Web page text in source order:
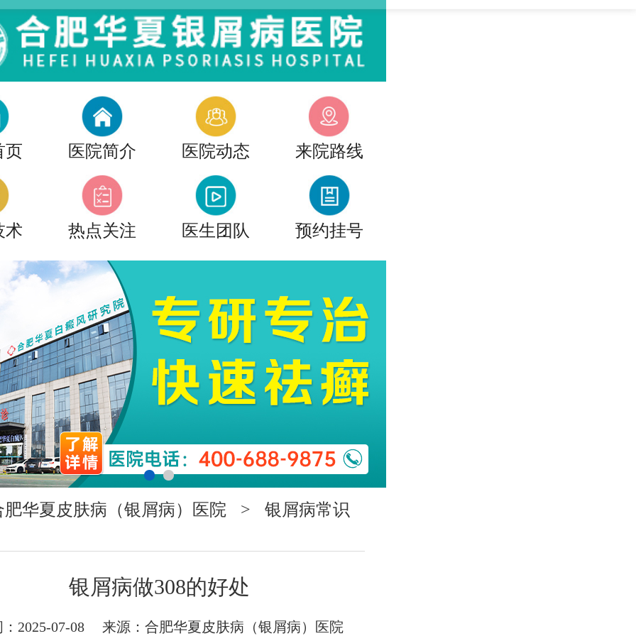
页 医院简介 医院动态 来院路线
术 热点关注 医生团队 预约挂号
肥华夏皮肤病（银屑病）医院 > 银屑病常识
银屑病做308的好处
：2025-07-08 来源： 合肥华夏皮肤病（银屑病）医院